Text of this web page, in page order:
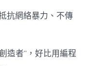
抗網絡暴力、不傳
造者”，好比用編程